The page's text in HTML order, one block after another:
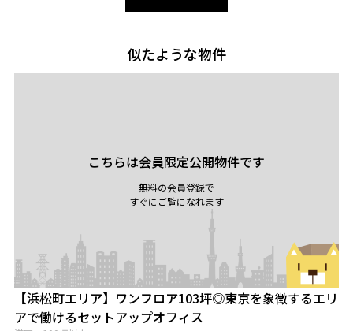
似たような物件
こちらは会員限定公開物件です
無料の会員登録で
すぐにご覧になれます
【浜松町エリア】ワンフロア103坪◎東京を象徴するエリ
アで働けるセットアップオフィス